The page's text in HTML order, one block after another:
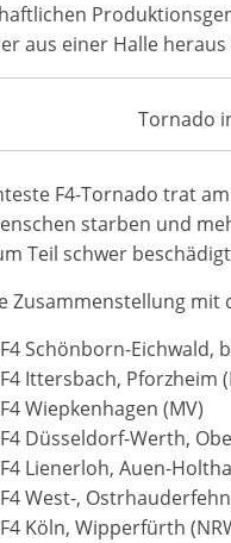
aus einer Halle
Tornado
F4-Tornado trat
starben und
Teil schwer
Zusammenstellung
Schönborn-Eichwald,
Ittersbach, Pforzheim
Wiepkenhagen (MV)
Düsseldorf-Werth,
Lienerloh, Auen-
West-,
Köln, Wipperfürth